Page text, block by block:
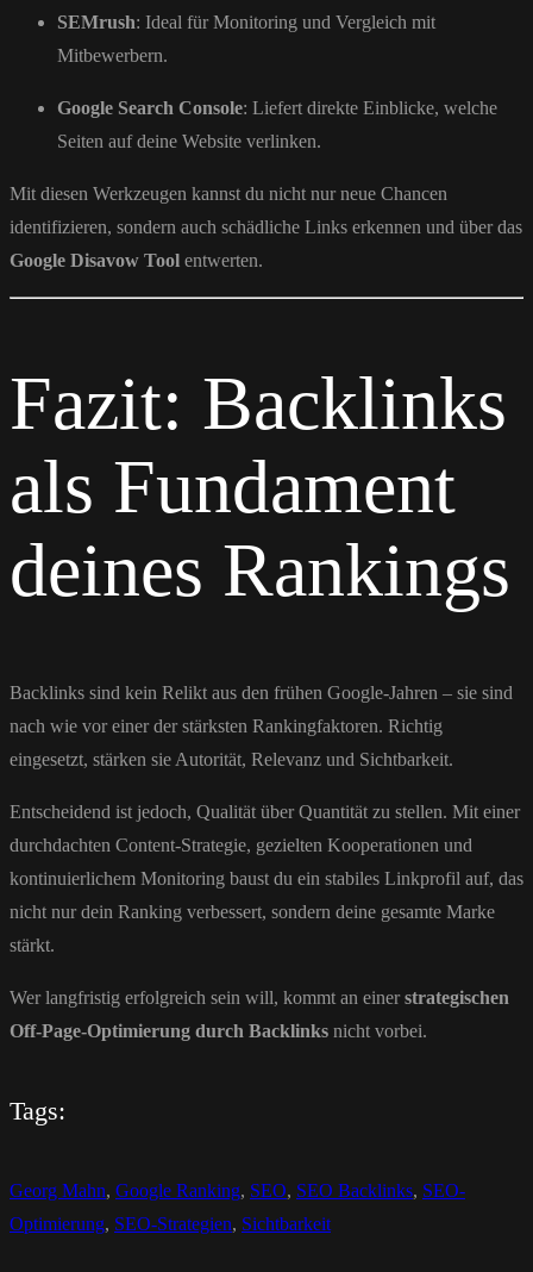
SEMrush: Ideal für Monitoring und Vergleich mit
Mitbewerbern.
Google Search Console: Liefert direkte Einblicke, welche
Seiten auf deine Website verlinken.
Mit diesen Werkzeugen kannst du nicht nur neue Chancen
identifizieren, sondern auch schädliche Links erkennen und über das
Google Disavow Tool entwerten.
Fazit: Backlinks
als Fundament
deines Rankings
Backlinks sind kein Relikt aus den frühen Google-Jahren – sie sind
nach wie vor einer der stärksten Rankingfaktoren. Richtig
eingesetzt, stärken sie Autorität, Relevanz und Sichtbarkeit.
Entscheidend ist jedoch, Qualität über Quantität zu stellen. Mit einer
durchdachten Content-Strategie, gezielten Kooperationen und
kontinuierlichem Monitoring baust du ein stabiles Linkprofil auf, das
nicht nur dein Ranking verbessert, sondern deine gesamte Marke
stärkt.
Wer langfristig erfolgreich sein will, kommt an einer strategischen
Off-Page-Optimierung durch Backlinks nicht vorbei.
Tags:
Georg Mahn, Google Ranking, SEO, SEO Backlinks, SEO-
Optimierung, SEO-Strategien, Sichtbarkeit